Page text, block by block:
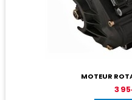
MOTEUR
3